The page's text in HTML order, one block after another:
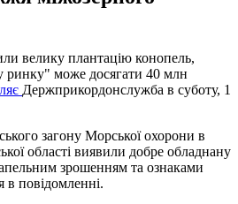
велику плантацію конопель,
ринку" може досягати 40 млн
Держприкордонслужба в суботу, 1
загону Морської охорони в
області виявили добре обладнану
зрошенням та ознаками
в повідомленні.